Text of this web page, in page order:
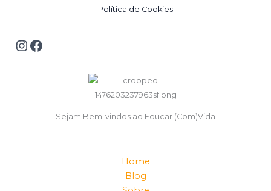
Política de Cookies
Sejam Bem-vindos ao Educar (Com)Vida
Home
Blog